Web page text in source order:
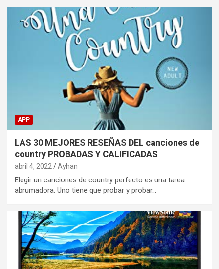
APP
LAS 30 MEJORES RESEÑAS DEL canciones de
country PROBADAS Y CALIFICADAS
abril 4, 2022 Ayhan
Elegir un canciones de country perfecto es una tarea
abrumadora. Uno tiene que probar y probar…